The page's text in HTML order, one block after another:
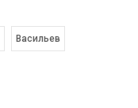
Васильев